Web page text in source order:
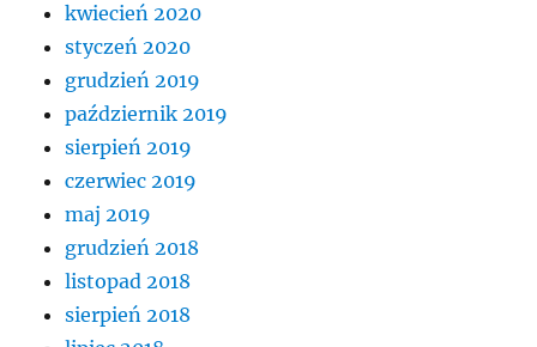
kwiecień 2020
styczeń 2020
grudzień 2019
październik 2019
sierpień 2019
czerwiec 2019
maj 2019
grudzień 2018
listopad 2018
sierpień 2018